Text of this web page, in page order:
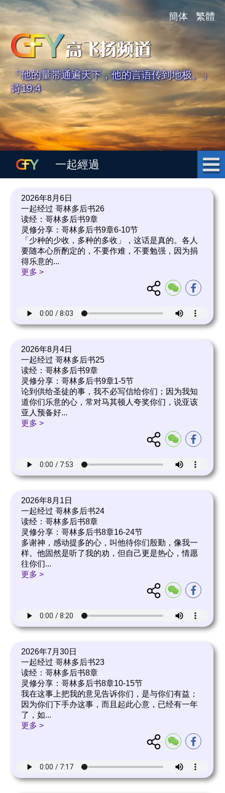
簡体 繁體
「他的量带通遍天下，他的言语传到地极。」
诗19:4
一起經過
2026年8月6日
一起经过 哥林多后书26
读经：哥林多后书9章
灵修分享：哥林多后书9章6-10节
「少种的少收，多种的多收」，这话是真的。各人
要随本心所酌定的，不要作难，不要勉强，因为捐
得乐意的...
更多 >
2026年8月4日
一起经过 哥林多后书25
读经：哥林多后书9章
灵修分享：哥林多后书9章1-5节
论到供给圣徒的事，我不必写信给你们；因为我知
道你们乐意的心，常对马其顿人夸奖你们，说亚该
亚人预备好...
更多 >
2026年8月1日
一起经过 哥林多后书24
读经：哥林多后书8章
灵修分享：哥林多后书8章16-24节
多谢神，感动提多的心，叫他待你们殷勤，像我一
样。他固然是听了我的劝，但自己更是热心，情愿
往你们...
更多 >
2026年7月30日
一起经过 哥林多后书23
读经：哥林多后书8章
灵修分享：哥林多后书8章10-15节
我在这事上把我的意见告诉你们，是与你们有益；
因为你们下手办这事，而且起此心意，已经有一年
了，如...
更多 >